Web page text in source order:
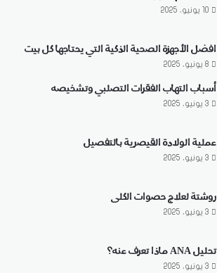
10 يونيو، 2025
افضل الأجهزة الصحية الذكية التي يحتاجها كل بيت
8 يونيو، 2025
أسباب التهاب الفقرات التصلبي وتشخيصه
3 يونيو، 2025
عملية الولادة القيصرية بالتفصيل
3 يونيو، 2025
روشتة لعلاج حصوات الكلى
3 يونيو، 2025
تحليل ANA ماذا تعرف عنه؟
3 يونيو، 2025